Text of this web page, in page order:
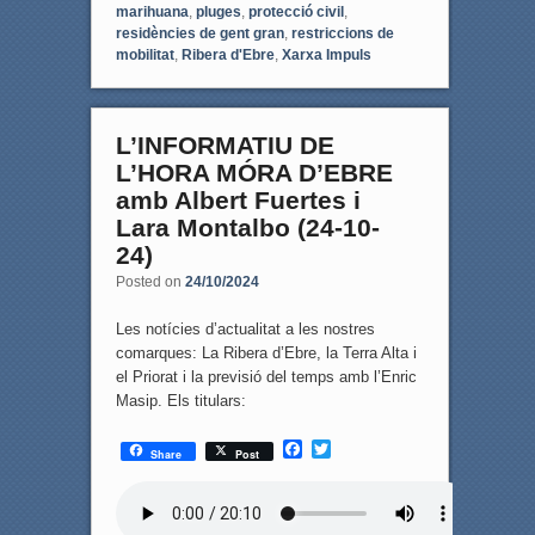
marihuana, pluges, protecció civil ,
residències de gent gran, restriccions de
mobilitat, Ribera d'Ebre, Xarxa Impuls
L’INFORMATIU DE
L’HORA MÓRA D’EBRE
amb Albert Fuertes i
Lara Montalbo (24-10-
24)
Posted on 24/10/2024
Les notícies d’actualitat a les nostres
comarques: La Ribera d’Ebre, la Terra Alta i
el Priorat i la previsió del temps amb l’Enric
Masip. Els titulars:
Share Post
F
T